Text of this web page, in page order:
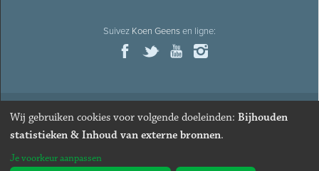
Suivez Koen Geensen ligne:
© 2026Ancien ministre et député honoraire
Webdesign & développement par Zenjoy de Louvain
Wij gebruiken cookies voor volgende doeleinden: Bijhouden
statistieken & Inhoud van externe bronnen.
Je voorkeur aanpassen